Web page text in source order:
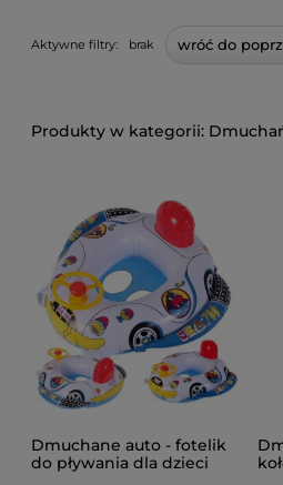
Aktywne filtry: brak wróć do
Dmuchane auto - fotelik
do pływania dla dzieci